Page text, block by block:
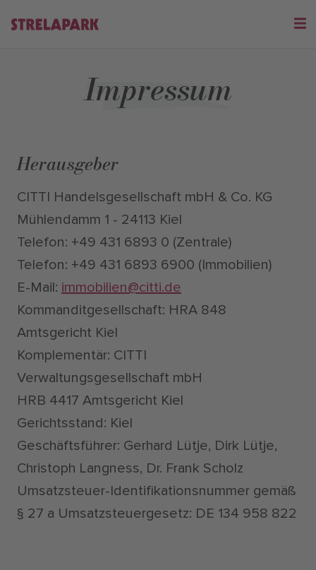
Impressum
Herausgeber
CITTI Handelsgesellschaft mbH & Co. KG
Mühlendamm 1 - 24113 Kiel
Telefon: +49 431 6893 0 (Zentrale)
Telefon: +49 431 6893 6900 (Immobilien)
E-Mail: immobilien@citti.de
Kommanditgesellschaft: HRA 848
Amtsgericht Kiel
Komplementär: CITTI
Verwaltungsgesellschaft mbH
HRB 4417 Amtsgericht Kiel
Gerichtsstand: Kiel
Geschäftsführer: Gerhard Lütje, Dirk Lütje,
Christoph Langness, Dr. Frank Scholz
Umsatzsteuer-Identifikationsnummer gemäß
§ 27 a Umsatzsteuergesetz: DE 134 958 822